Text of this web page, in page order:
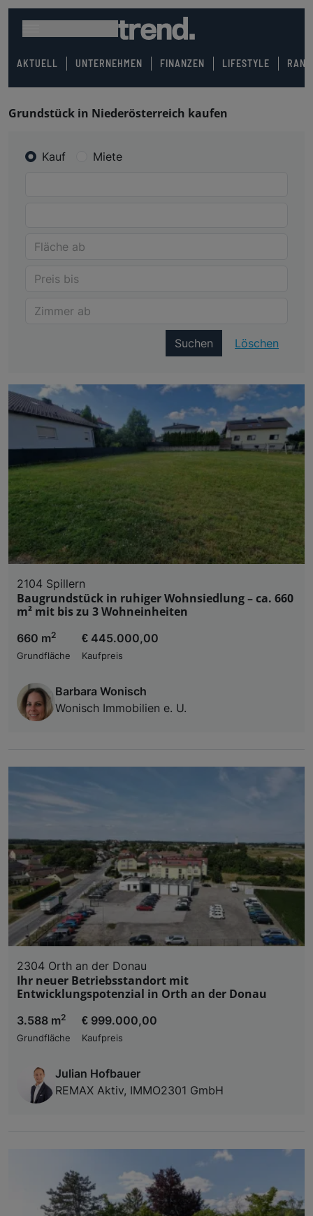
AKTUELL UNTERNEHMEN FINANZEN LIFESTYLE
Grundstück in Niederösterreich kaufen
Kauf Miete
Suchen Löschen
2104 Spillern
Baugrundstück in ruhiger Wohnsiedlung – ca. 660
m² mit bis zu 3 Wohneinheiten
660 m2
Grundfläche
€ 445.000,00
Kaufpreis
Barbara Wonisch
Wonisch Immobilien e. U.
2304 Orth an der Donau
Ihr neuer Betriebsstandort mit
Entwicklungspotenzial in Orth an der Donau
3.588 m2
Grundfläche
€ 999.000,00
Kaufpreis
Julian Hofbauer
REMAX Aktiv, IMMO2301 GmbH